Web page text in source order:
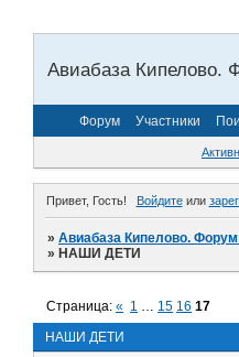
Авиабаза Кипелово.
Форум Участники
Привет, Гость! Войдитеили
»Авиабаза Кипелово.
»НАШИ ДЕТИ
НАШИ ДЕТИ
Страница:« 1 … 15 16 17